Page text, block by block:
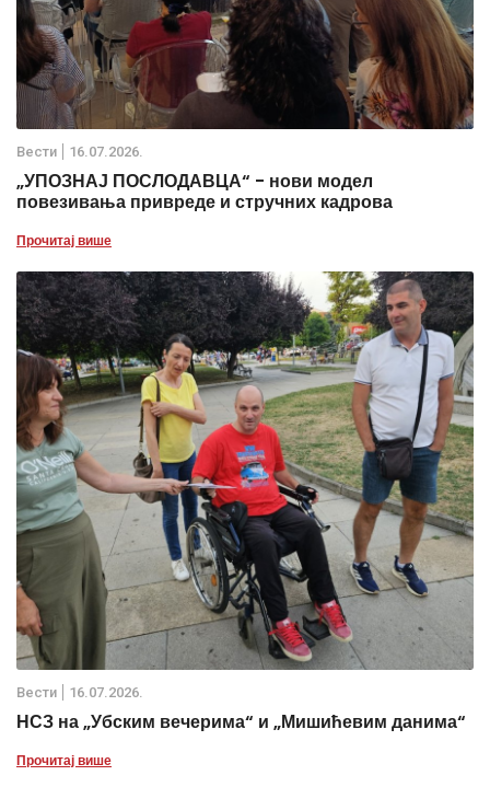
Вести 16.07.2026.
„УПОЗНАЈ ПОСЛОДАВЦА“ - нови модел
повезивања привреде и стручних кадрова
Прочитај више
Вести 16.07.2026.
НСЗ на „Убским вечерима“ и „Мишићевим данима“
Прочитај више